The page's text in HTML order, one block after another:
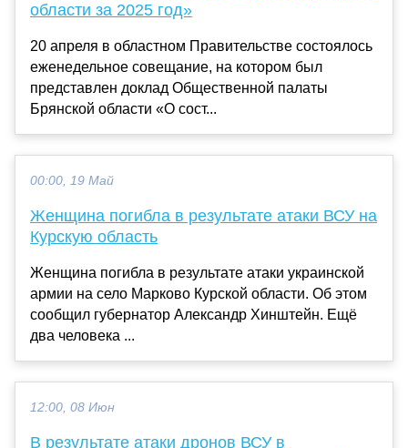
области за 2025 год»
20 апреля в областном Правительстве состоялось
еженедельное совещание, на котором был
представлен доклад Общественной палаты
Брянской области «О сост...
00:00, 19 Май
Женщина погибла в результате атаки ВСУ на
Курскую область
Женщина погибла в результате атаки украинской
армии на село Марково Курской области. Об этом
сообщил губернатор Александр Хинштейн. Ещё
два человека ...
12:00, 08 Июн
В результате атаки дронов ВСУ в